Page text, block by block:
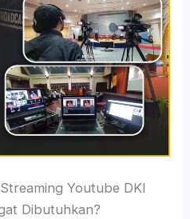
Youtube DKI
Dibutuhkan?